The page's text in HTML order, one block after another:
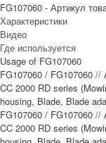
FG107060 - Артикул
Характеристики
Видео
Где используется
Usage of FG107060
FG107060 / FG107060
CC 2000 RD series
housing, Blade, Blade
FG107060 / FG107060
CC 2000 RD series